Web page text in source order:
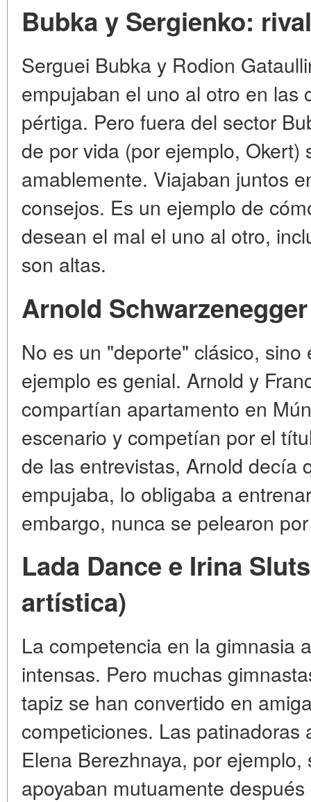
Bubka y Sergienko:
Serguei Bubka y Rodion
empujaban el uno al otro en las
pértiga. Pero fuera del sector
de por vida (por ejemplo, Okert)
amablemente. Viajaban juntos
consejos. Es un ejemplo de
desean el mal el uno al otro,
son altas.
Arnold
No es un "deporte" clásico, sino
ejemplo es genial. Arnold y
compartían apartamento en
escenario y competían por el
de las entrevistas, Arnold decía
empujaba, lo obligaba a
embargo, nunca se pelearon
Lada Dance e Irina
artística)
La competencia en la gimnasia
intensas. Pero muchas
tapiz se han convertido en
competiciones. Las patinadoras
Elena Berezhnaya, por
apoyaban mutuamente